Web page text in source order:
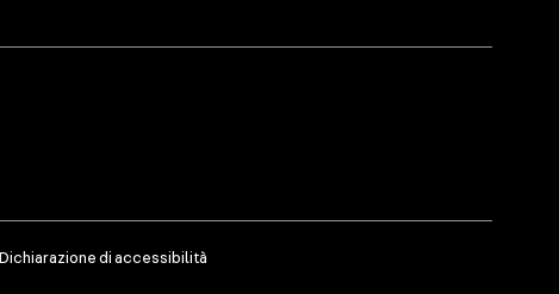
Dichiarazione di accessibilità